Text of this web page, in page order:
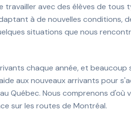
travailler avec des élèves de
à de nouvelles conditions,
situations que nous
chaque année, et beaucoup
aux nouveaux arrivants pour
Québec. Nous comprenons d'où
sur les routes de Montréal.